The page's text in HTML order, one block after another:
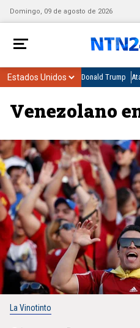
Domingo, 09 de agosto de 2026
Donald Trump
Venezolano
La Vinotinto